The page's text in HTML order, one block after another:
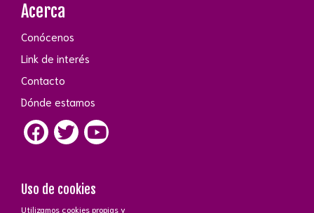
Acerca
Conócenos
Link de interés
Contacto
Dónde estamos
Uso de cookies
Utilizamos cookies propias y